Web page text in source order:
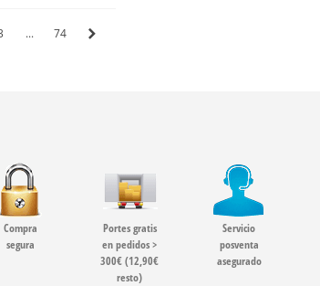
... 74
Compra
segura
Portes gratis
en pedidos >
300€ (12,90€
resto)
Servicio
posventa
asegurado